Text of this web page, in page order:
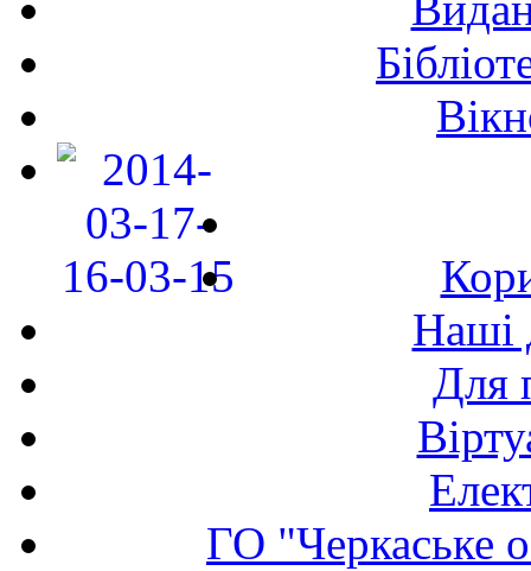
Наші
Для
ГО "Черкаське